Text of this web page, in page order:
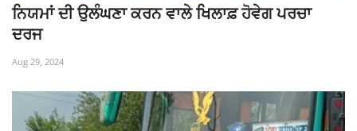
ਨਿਯਮਾਂ ਦੀ ਉਲੰਘਣਾ ਕਰਨ ਵਾਲੇ ਖਿਲਾਫ਼ ਹੋਵੇਗ ਪਰਚਾ
ਦਰਜ
Aug 29, 2024